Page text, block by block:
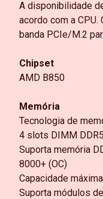
A disponibilidade
acordo com a CPU.
banda PCIe/M.2
Chipset
AMD B850
Memória
Tecnologia de
4 slots DIMM DDR5
Suporta memória
8000+ (OC)
Capacidade
Suporta módulos